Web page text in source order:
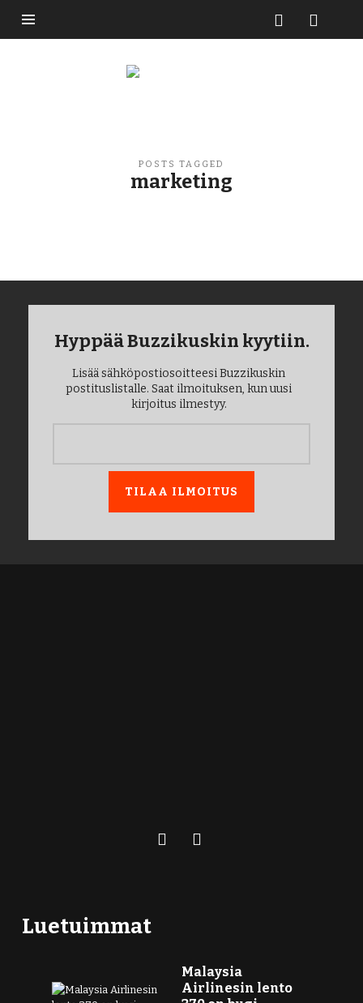
Buzzikuski
POSTS TAGGED
marketing
Hyppää Buzzikuskin kyytiin.
Lisää sähköpostiosoitteesi Buzzikuskin
postituslistalle. Saat ilmoituksen, kun uusi
kirjoitus ilmestyy.
Luetuimmat
Malaysia
Airlinesin lento